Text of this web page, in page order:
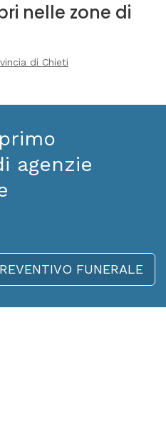
nelle zone di
di Chieti
agenzie
FUNERALE